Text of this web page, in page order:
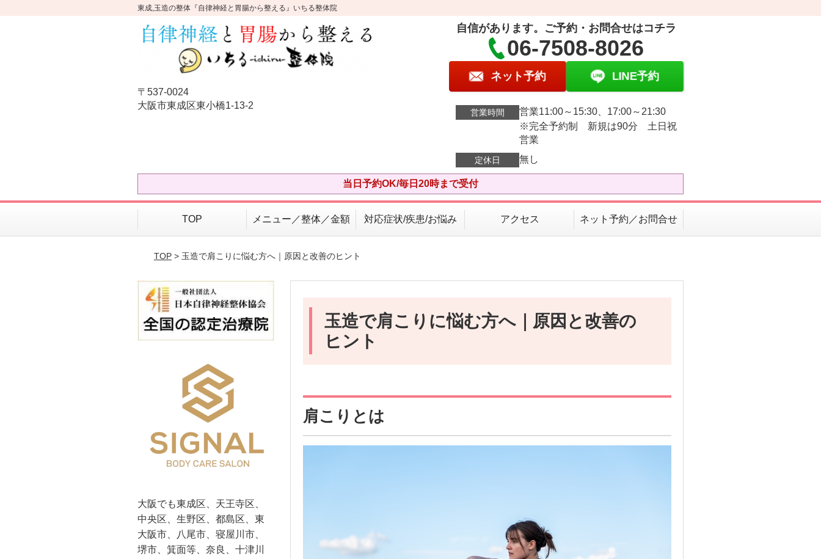
東成,玉造の整体『自律神経と胃腸から整える』いちる整体院
〒537-0024
大阪市東成区東小橋1-13-2
自信があります。ご予約・お問合せはコチラ
06-7508-8026
ネット予約 LINE予約
営業時間
営業11:00～15:30、17:00～21:30
※完全予約制 新規は90分 土日祝
営業
定休日 無し
当日予約OK/毎日20時まで受付
TOP メニュー／整体／金額 対応症状/疾患/お悩み アクセス ネット予約／お問合せ
TOP> 玉造で肩こりに悩む方へ｜原因と改善のヒント
玉造で肩こりに悩む方へ｜原因と改善の
ヒント
肩こりとは
大阪でも東成区、天王寺区、
中央区、生野区、都島区、東
大阪市、八尾市、寝屋川市、
堺市、箕面等、奈良、十津川